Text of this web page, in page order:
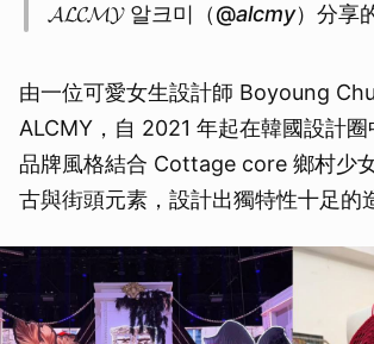
𝓐𝓛𝓒𝓜𝓨 알크미（@alcmy）分享
由一位可愛女生設計師 Boyoung
ALCMY，自 2021 年起在韓國設計圈
品牌風格結合 Cottage core 鄉村少
古與街頭元素，設計出獨特性十足的